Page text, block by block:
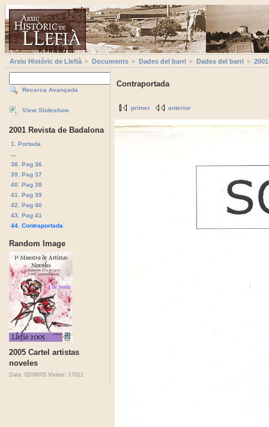
Arxiu Històric de Llefià Documents Dades del barri Dades del barri
Recerca Avançada
View Slideshow
2001 Revista de Badalona
1. Portada
38. Pag 36
39. Pag 37
40. Pag 38
41. Pag 39
42. Pag 40
43. Pag 41
44. Contraportada
Random Image
2005 Cartel artistas
noveles
Data: 02/08/05 Visites: 17612
Contraportada
primer anterior